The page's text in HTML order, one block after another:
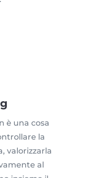
è una cosa
la
valorizzarla
al